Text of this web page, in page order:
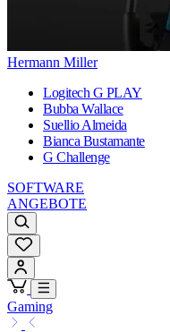
Hermann Miller
Logitech G PLAY
Bubba Wallace
Suellio Almeida
Bianca Bustamante
G Challenge
SOFTWARE
ANGEBOTE
Gaming